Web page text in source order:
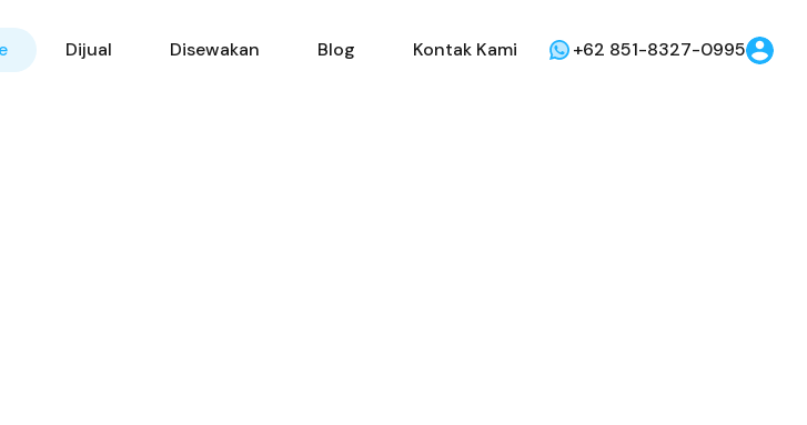
Service Explore Dijual Disewakan Blog Kontak Kami
Dijual Disewakan Blog Kontak Kami +62 851-8327-0995